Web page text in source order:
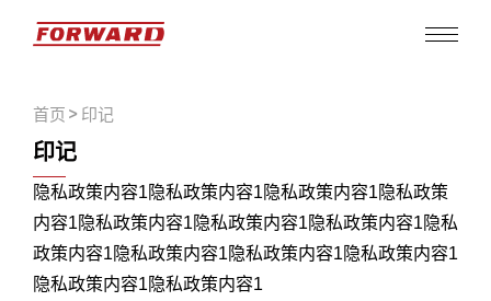
首页 > 印记
印记
隐私政策内容1 隐私政策内容1 隐私政策内容1 隐私政策
内容1 隐私政策内容1 隐私政策内容1 隐私政策内容1 隐私
政策内容1 隐私政策内容1 隐私政策内容1 隐私政策内容1
隐私政策内容1 隐私政策内容1